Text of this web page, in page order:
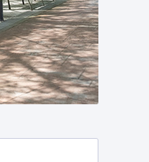
katalogoa
laguntza